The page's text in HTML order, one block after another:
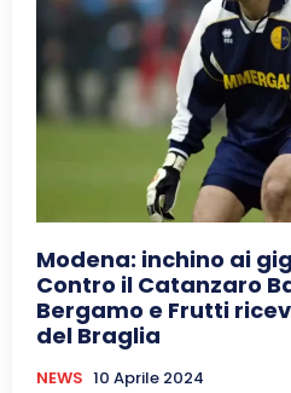
Modena: inchino ai
Contro il Catanzaro
Bergamo e Frutti
del Braglia
NEWS 10 Aprile 2024